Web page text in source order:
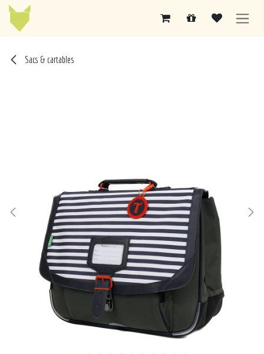
Se rendre au contenu
Sacs & cartables